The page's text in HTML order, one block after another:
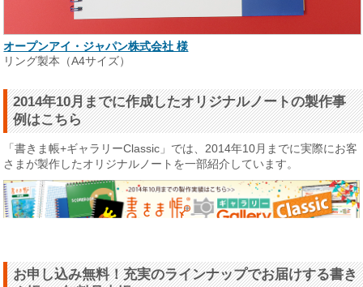
オープンアイ・ジャパン株式会社 様
リング製本（A4サイズ）
2014年10月までに作成したオリジナルノートの製作事
例はこちら
「書きま帳+ギャラリーClassic」では、2014年10月までに実際にお客
さまが製作したオリジナルノートを一部紹介しています。
お申し込み無料！充実のラインナップでお届けする書き